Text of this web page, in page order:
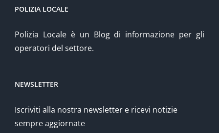
POLIZIA LOCALE
Polizia Locale è un Blog di informazione per gli
operatori del settore.
NEWSLETTER
Iscriviti alla nostra newsletter e ricevi notizie
sempre aggiornate